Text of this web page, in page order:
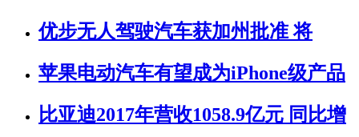
优步无人驾驶汽车获加州批准 将
苹果电动汽车有望成为iPhone级产品
比亚迪2017年营收1058.9亿元 同比增